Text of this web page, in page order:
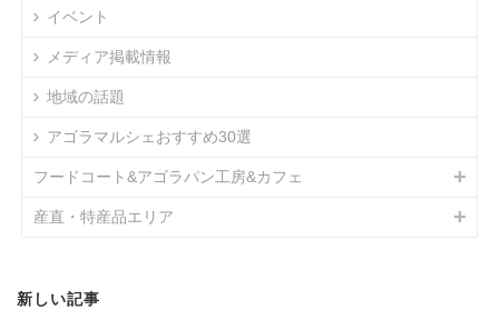
イベント
メディア掲載情報
地域の話題
アゴラマルシェおすすめ30選
フードコート&アゴラパン工房&カフェ
産直・特産品エリア
新しい記事